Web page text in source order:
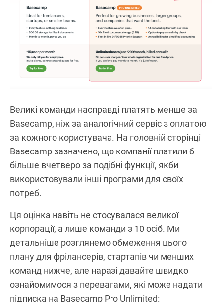
Великі команди насправді платять менше за
Basecamp, ніж за аналогічний сервіс з оплатою
за кожного користувача. На головній сторінці
Basecamp зазначено, що компанії платили б
більше вчетверо за подібні функції, якби
використовували інші програми для своїх
потреб.
Ця оцінка навіть не стосувалася великої
корпорації, а лише команди з 10 осіб. Ми
детальніше розглянемо обмеження цього
плану для фрілансерів, стартапів чи менших
команд нижче, але наразі давайте швидко
ознайомимося з перевагами, які може надати
підписка на Basecamp Pro Unlimited: